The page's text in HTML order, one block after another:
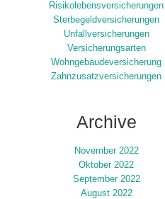
Risikolebensversicherungen
Sterbegeldversicherungen
Unfallversicherungen
Versicherungsarten
Wohngebäudeversicherung
Zahnzusatzversicherungen
Archive
November 2022
Oktober 2022
September 2022
August 2022